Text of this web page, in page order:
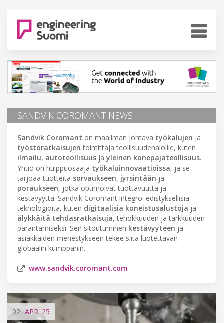
SANDVIK COROMANT NEWS
Sandvik Coromant on maailman johtava työkalujen ja
työstöratkaisujen toimittaja teollisuudenaloille, kuten
ilmailu, autoteollisuus ja yleinen konepajateollisuus.
Yhtiö on huippuosaaja työkaluinnovaatioissa, ja se
tarjoaa tuotteita sorvaukseen, jyrsintään ja
poraukseen, jotka optimoivat tuottavuutta ja
kestävyyttä. Sandvik Coromant integroi edistyksellisiä
teknologioita, kuten digitaalisia koneistusalustoja ja
älykkäitä tehdasratkaisuja, tehokkuuden ja tarkkuuden
parantamiseksi. Sen sitoutuminen kestävyyteen ja
asiakkaiden menestykseen tekee siitä luotettavan
globaalin kumppanin.
www.sandvik.coromant.com
02 APR '25